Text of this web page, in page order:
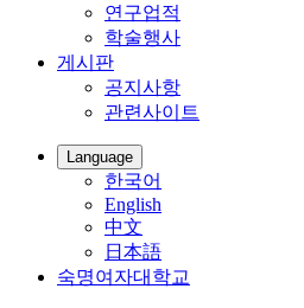
연구업적
학술행사
게시판
공지사항
관련사이트
Language
한국어
English
中文
日本語
숙명여자대학교